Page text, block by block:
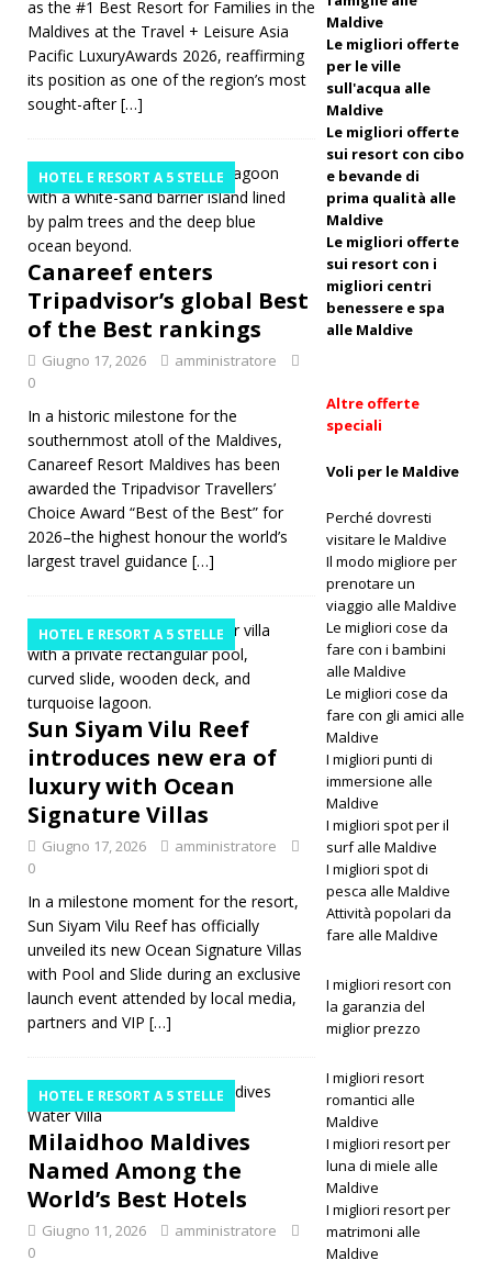
HOTEL
E RESORT
17, 2026 ]
Canareef
Tripadvis
or’s global
Best of
rankings
HOTEL
E RESORT
17, 2026 ]
Sun Siyam
introduce
with
Signature
Villas
HOTEL E
11, 2026 ]
Milaidhoo
Maldives
as the #1 Best Resort for Families in the
Maldives at the Travel + Leisure Asia
Pacific LuxuryAwards 2026, reaffirming
its position as one of the region’s most
sought-after[…]
HOTEL E RESORT A 5 STELLE
Canareef enters
Tripadvisor’s global Best
of the Best rankings
Giugno 17, 2026
amministratore
0
In a historic milestone for the
southernmost atoll of the Maldives,
Canareef Resort Maldives has been
awarded the Tripadvisor Travellers’
Choice Award “Best of the Best” for
2026–the highest honour the world’s
largest travel guidance […]
HOTEL E RESORT A 5 STELLE
Sun Siyam Vilu Reef
introduces new era of
luxury with Ocean
Signature Villas
Giugno 17, 2026
amministratore
0
In a milestone moment for the resort,
Sun Siyam Vilu Reef has officially
unveiled its new Ocean Signature Villas
with Pool and Slide during an exclusive
launch event attended by local media,
partners and VIP […]
HOTEL E RESORT A 5 STELLE
Milaidhoo Maldives
Named Among the
World’s Best Hotels
Giugno 11, 2026
amministratore
0
Maldive
Le migliori offerte
per le ville
sull'acqua alle
Maldive
Le migliori offerte
sui resort con cibo
e bevande di
prima qualità alle
Maldive
Le migliori offerte
sui resort con i
migliori centri
benessere e spa
alle Maldive
Altre offerte
speciali
Voli per le Maldive
Perché dovresti
visitare le Maldive
Il modo migliore per
prenotare un
viaggio alle Maldive
Le migliori cose da
fare con i bambini
alle Maldive
Le migliori cose da
fare con gli amici alle
Maldive
I migliori punti di
immersione alle
Maldive
I migliori spot per il
surf alle Maldive
I migliori spot di
pesca alle Maldive
Attività popolari da
fare alle Maldive
I migliori resort con
la garanzia del
miglior prezzo
I migliori resort
romantici alle
Maldive
I migliori resort per
luna di miele alle
Maldive
I migliori resort per
matrimoni alle
Maldive